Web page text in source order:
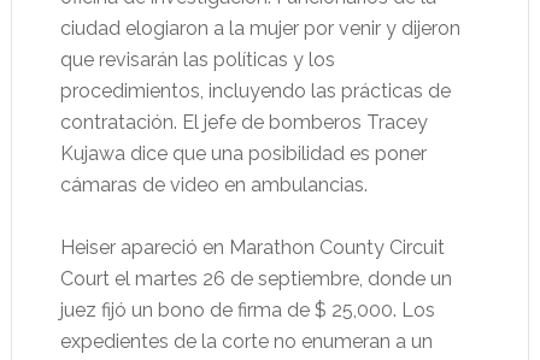
ciudad elogiaron a la mujer por venir y dijeron
que revisarán las políticas y los
procedimientos, incluyendo las prácticas de
contratación. El jefe de bomberos Tracey
Kujawa dice que una posibilidad es poner
cámaras de video en ambulancias.
Heiser apareció en Marathon County Circuit
Court el martes 26 de septiembre, donde un
juez fijó un bono de firma de $ 25,000. Los
expedientes de la corte no enumeran a un